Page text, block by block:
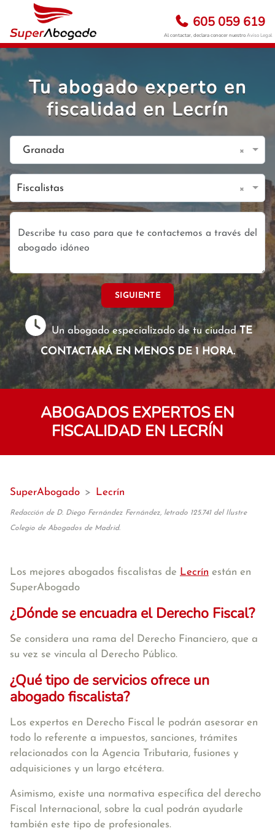
605 059 619
Al contactar, declara conocer nuestroAviso Legal
Tu abogado experto en
fiscalidad en Lecrín
Granada ×
Fiscalistas ×
SIGUIENTE
Un abogado especializado de tu ciudadTE
CONTACTARÁ EN MENOS DE 1 HORA.
ABOGADOS EXPERTOS EN
FISCALIDAD EN LECRÍN
SuperAbogado > Lecrín
Redacción de D. Diego Fernández Fernández, letrado 125.741 del Ilustre
Colegio de Abogados de Madrid.
Los mejores abogados fiscalistas de Lecrín están en
SuperAbogado
¿Dónde se encuadra el Derecho Fiscal?
Se considera una rama del Derecho Financiero, que a
su vez se vincula al Derecho Público.
¿Qué tipo de servicios ofrece un
abogado fiscalista?
Los expertos en Derecho Fiscal le podrán asesorar en
todo lo referente a impuestos, sanciones, trámites
relacionados con la Agencia Tributaria, fusiones y
adquisiciones y un largo etcétera.
Asimismo, existe una normativa específica del derecho
Fiscal Internacional, sobre la cual podrán ayudarle
también este tipo de profesionales.